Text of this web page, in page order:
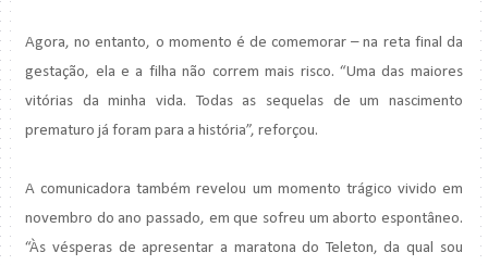
Agora, no entanto, o momento é de comemorar – na reta final da
gestação, ela e a filha não correm mais risco. “Uma das maiores
vitórias da minha vida. Todas as sequelas de um nascimento
prematuro já foram para a história”, reforçou.
A comunicadora também revelou um momento trágico vivido em
novembro do ano passado, em que sofreu um aborto espontâneo.
“Às vésperas de apresentar a maratona do Teleton, da qual sou